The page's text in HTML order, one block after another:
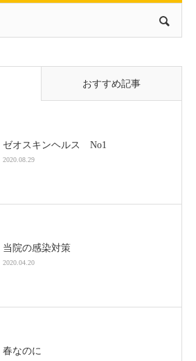
おすすめ記事
ゼオスキンヘルス No1
2020.08.29
当院の感染対策
2020.04.20
春なのに